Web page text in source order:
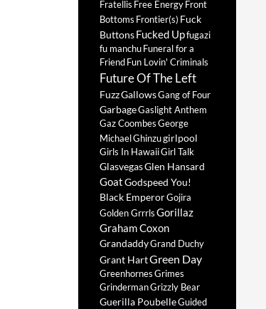
Fratellis Free EnergyFront
Bottoms Frontier(s) Fuck
ButtonsFucked Upfugazi
fu manchuFuneral for a
FriendFun Lovin' Criminals
Future Of The Left
FuzzGallowsGang of Four
GarbageGaslight Anthem
Gaz CoombesGeorge
MichaelGhinzugirlpool
Girls In HawaiiGirl Talk
GlasvegasGlen Hansard
GoatGodspeed You!
Black EmperorGojira
Golden GrrrlsGorillaz
Graham Coxon
GrandaddyGrand Duchy
Grant HartGreen Day
GreenhornesGrimes
GrindermanGrizzly Bear
Guerilla PoubelleGuided